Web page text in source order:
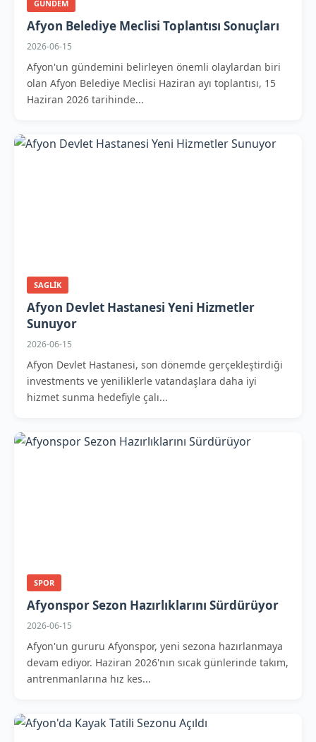
GUNDEM
Afyon Belediye Meclisi Toplantısı Sonuçları
2026-06-15
Afyon'un gündemini belirleyen önemli olaylardan biri
olan Afyon Belediye Meclisi Haziran ayı toplantısı, 15
Haziran 2026 tarihinde...
SAGLIK
Afyon Devlet Hastanesi Yeni Hizmetler
Sunuyor
2026-06-15
Afyon Devlet Hastanesi, son dönemde gerçekleştirdiği
investments ve yeniliklerle vatandaşlara daha iyi
hizmet sunma hedefiyle çalı...
SPOR
Afyonspor Sezon Hazırlıklarını Sürdürüyor
2026-06-15
Afyon'un gururu Afyonspor, yeni sezona hazırlanmaya
devam ediyor. Haziran 2026'nın sıcak günlerinde takım,
antrenmanlarına hız kes...